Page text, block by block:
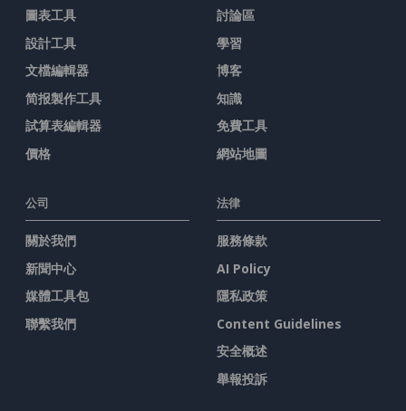
圖表工具
設計工具
文檔編輯器
简报製作工具
試算表編輯器
價格
討論區
學習
博客
知識
免費工具
網站地圖
公司
關於我們
新聞中心
媒體工具包
聯繫我們
法律
服務條款
AI Policy
隱私政策
Content Guidelines
安全概述
舉報投訴